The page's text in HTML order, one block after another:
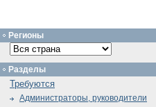
Регионы
Разделы
Требуются
Администраторы, руководители